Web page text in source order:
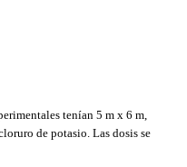
tenían 5 m x 6 m,
de potasio. Las dosis se